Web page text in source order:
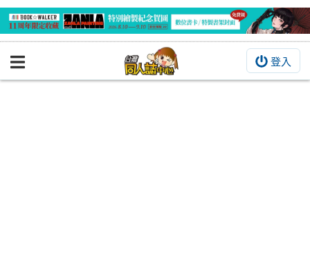
登入
BOOKY書集倉庫